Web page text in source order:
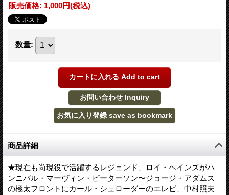
販売価格: 1,000円(税込)
数量:
商品詳細
★現在も尚現役で活躍するレジェンド、ロイ・ヘインズがハ
ンニバル・マーヴィン・ピーターソン〜ジョージ・アダムス
の極太フロントにカール・シュローダーのエレピ、中村照夫